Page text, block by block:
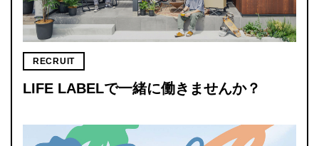
RECRUIT
LIFE LABELで一緒に働きませんか？